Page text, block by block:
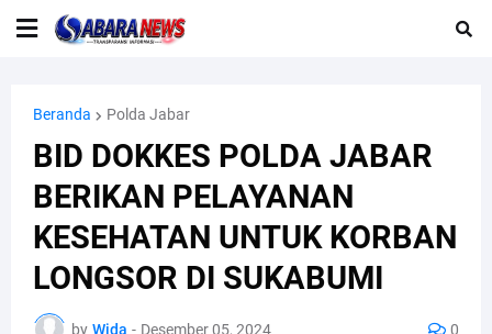
Beranda Polda Jabar
BID DOKKES POLDA JABAR
BERIKAN PELAYANAN
KESEHATAN UNTUK KORBAN
LONGSOR DI SUKABUMI
by Wida - Desember 05, 2024 0